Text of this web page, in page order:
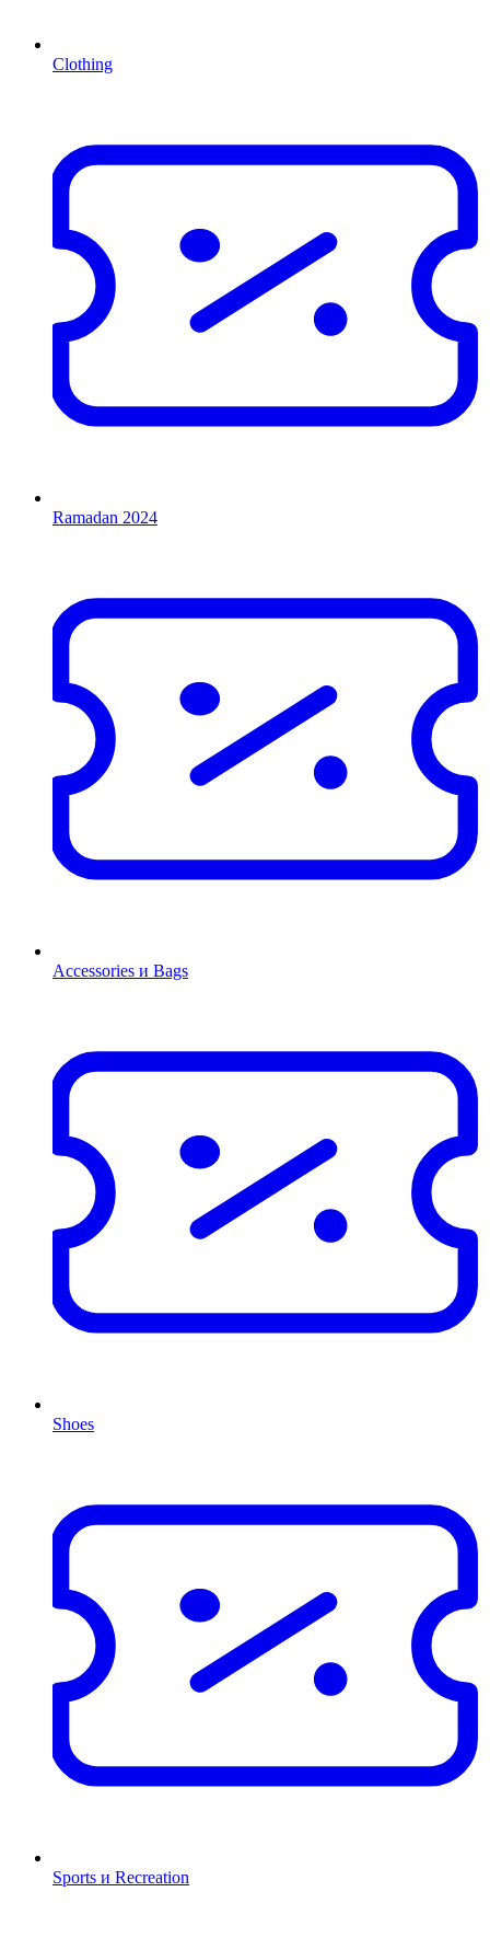
Clothing
Ramadan 2024
Accessories и Bags
Shoes
Sports и Recreation